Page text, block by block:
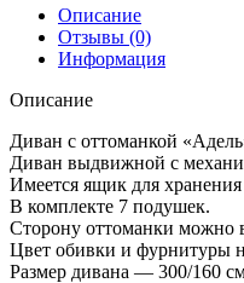
Описание
Отзывы (0)
Информация
Описание
Диван с оттоманкой
Диван выдвижной с
Имеется ящик для
В комплекте 7 подушек.
Сторону оттоманки можно
Цвет обивки и фурнитуры
Размер дивана — 300/160